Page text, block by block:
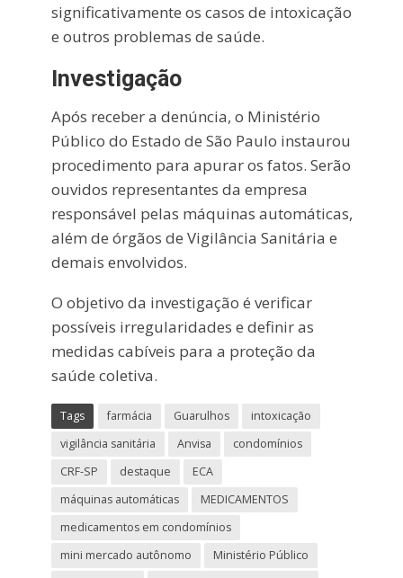
significativamente os casos de intoxicação
e outros problemas de saúde.
Investigação
Após receber a denúncia, o Ministério
Público do Estado de São Paulo instaurou
procedimento para apurar os fatos. Serão
ouvidos representantes da empresa
responsável pelas máquinas automáticas,
além de órgãos de Vigilância Sanitária e
demais envolvidos.
O objetivo da investigação é verificar
possíveis irregularidades e definir as
medidas cabíveis para a proteção da
saúde coletiva.
Tags farmácia Guarulhos
intoxicação
vigilância sanitária
Anvisa
condomínios
CRF-SP
destaque
ECA
máquinas automáticas
MEDICAMENTOS
medicamentos em condomínios
mini mercado autônomo
Ministério Público